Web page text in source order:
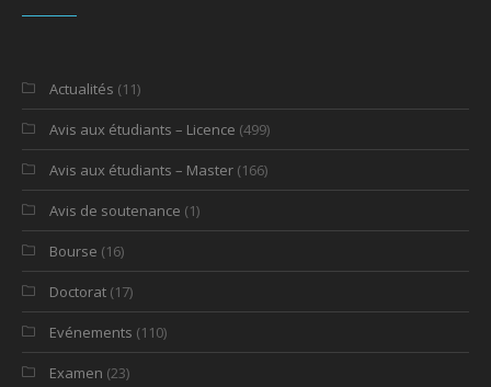
Actualités (11)
Avis aux étudiants – Licence (499)
Avis aux étudiants – Master (166)
Avis de soutenance (1)
Bourse (16)
Doctorat (17)
Evénements (110)
Examen (23)